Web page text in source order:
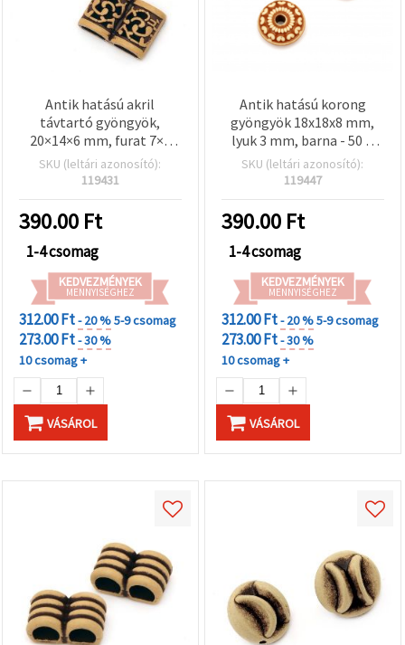
Antik hatású akril
távtartó gyöngyök,
20×14×6 mm, furat 7×3
mm, barna – 50 g (±60 db)
SKU (leltári azonosító):
119431
390.00 Ft
1-4 csomag
KEDVEZMÉNYEK
MENNYISÉGHEZ
312.00 Ft- 20 %5-9 csomag
273.00 Ft- 30 %
10 csomag +
VÁSÁROL
Antik hatású korong
gyöngyök 18x18x8 mm,
lyuk 3 mm, barna - 50 g
(~33 db)
SKU (leltári azonosító):
119447
390.00 Ft
1-4 csomag
KEDVEZMÉNYEK
MENNYISÉGHEZ
312.00 Ft- 20 %5-9 csomag
273.00 Ft- 30 %
10 csomag +
VÁSÁROL